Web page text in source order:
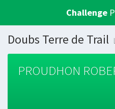
Challenge
Doubs Terre de Trail
PROUDHON